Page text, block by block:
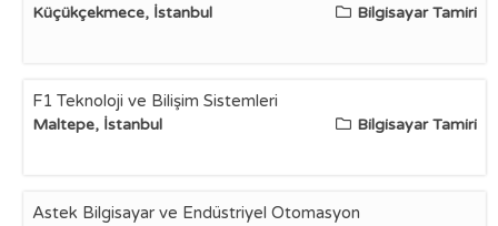
Küçükçekmece, İstanbul Bilgisayar Tamiri
F1 Teknoloji ve Bilişim Sistemleri
Maltepe, İstanbul Bilgisayar Tamiri
Astek Bilgisayar ve Endüstriyel Otomasyon